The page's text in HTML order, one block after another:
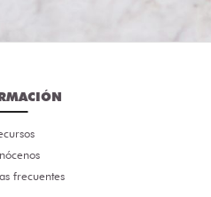
frecuentes